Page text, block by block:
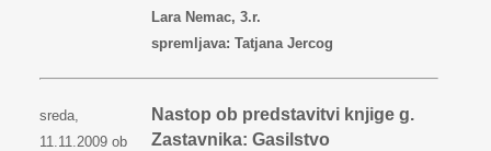
Lara Nemac, 3.r.
spremljava: Tatjana Jercog
sreda,
11.11.2009 ob
Nastop ob predstavitvi knjige g.
Zastavnika: Gasilstvo